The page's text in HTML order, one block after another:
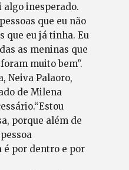
algo inesperado.
que eu não
que eu já tinha. Eu
as meninas que
muito bem”.
Neiva Palaoro,
de Milena
porque além de
é por dentro e por